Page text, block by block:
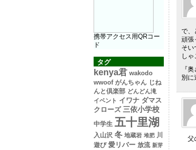
携帯アクセス用QRコー
ド
タグ
kenya君 wakodo
wwoof がんちゃん じね
んと倶楽部 どんどん滝
イベント イワナ ダマス
クローズ 三依小学校
中学生 五十里湖
入山沢 冬 地蔵岩 堆肥 川
遊び 愛リバー 放流 新芽
で、
頑張
そい
しゃ
『
別に
父